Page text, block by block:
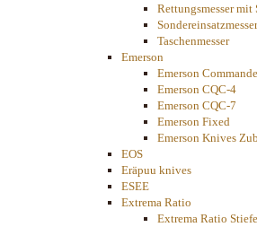
Rettungsmesser mit
Sondereinsatzmesser
Taschenmesser
Emerson
Emerson
Emerson CQC-4
Emerson CQC-7
Emerson Fixed
Emerson Knives
EOS
Eräpuu knives
ESEE
Extrema Ratio
Extrema Ratio